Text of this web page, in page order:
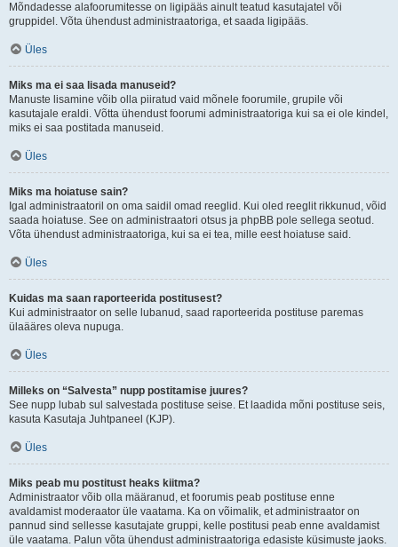
Mõndadesse alafoorumitesse on ligipääs ainult teatud kasutajatel või
gruppidel. Võta ühendust administraatoriga, et saada ligipääs.
Üles
Miks ma ei saa lisada manuseid?
Manuste lisamine võib olla piiratud vaid mõnele foorumile, grupile või
kasutajale eraldi. Võtta ühendust foorumi administraatoriga kui sa ei ole kindel,
miks ei saa postitada manuseid.
Üles
Miks ma hoiatuse sain?
Igal administraatoril on oma saidil omad reeglid. Kui oled reeglit rikkunud, võid
saada hoiatuse. See on administraatori otsus ja phpBB pole sellega seotud.
Võta ühendust administraatoriga, kui sa ei tea, mille eest hoiatuse said.
Üles
Kuidas ma saan raporteerida postitusest?
Kui administraator on selle lubanud, saad raporteerida postituse paremas
ülaääres oleva nupuga.
Üles
Milleks on “Salvesta” nupp postitamise juures?
See nupp lubab sul salvestada postituse seise. Et laadida mõni postituse seis,
kasuta Kasutaja Juhtpaneel (KJP).
Üles
Miks peab mu postitust heaks kiitma?
Administraator võib olla määranud, et foorumis peab postituse enne
avaldamist moderaator üle vaatama. Ka on võimalik, et administraator on
pannud sind sellesse kasutajate gruppi, kelle postitusi peab enne avaldamist
üle vaatama. Palun võta ühendust administraatoriga edasiste küsimuste jaoks.